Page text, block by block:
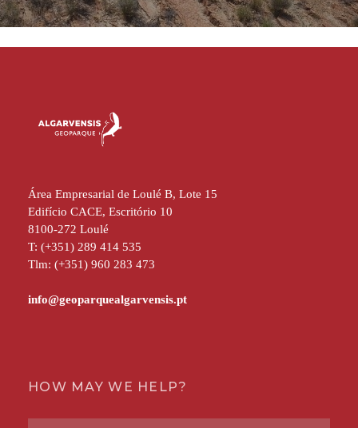
Área Empresarial de Loulé B, Lote 15
Edifício CACE, Escritório 10
8100-272 Loulé
T: (+351) 289 414 535
Tlm: (+351) 960 283 473
HOW MAY WE HELP?